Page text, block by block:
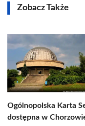
Zobacz Także
Ogólnopolska Karta
dostępna w